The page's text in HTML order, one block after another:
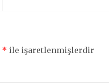
* ile işaretlenmişlerdir